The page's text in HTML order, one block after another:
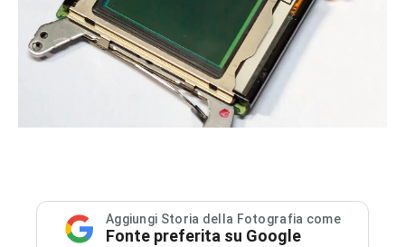
Aggiungi Storia della Fotografia come
Fonte preferita su Google